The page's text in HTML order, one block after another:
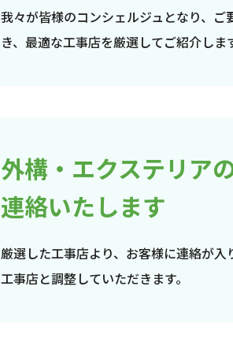
我々が皆様のコンシェルジュとなり、
き、最適な工事店を厳選してご紹介しま
外構・エクステリア
連絡いたします
厳選した工事店より、お客様に連絡が
工事店と調整していただきます。